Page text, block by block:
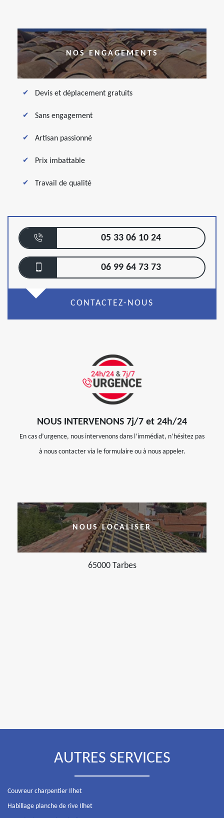
NOS ENGAGEMENTS
Devis et déplacement gratuits
Sans engagement
Artisan passionné
Prix imbattable
Travail de qualité
05 33 06 10 24
06 99 64 73 73
CONTACTEZ-NOUS
NOUS INTERVENONS 7j/7 et 24h/24
En cas d’urgence, nous intervenons dans l’immédiat, n’hésitez pas
à nous contacter via le formulaire ou à nous appeler.
NOUS LOCALISER
65000 Tarbes
AUTRES SERVICES
Couvreur charpentier Ilhet
Habillage planche de rive Ilhet